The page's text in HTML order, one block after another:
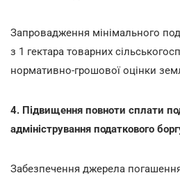
Запровадження мінімального
з 1 гектара товарних
нормативно-грошової оцінки
4. Підвищення повноти сплати
адміністрування податкового
Забезпечення джерела